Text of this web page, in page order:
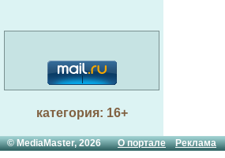
категория: 16+
© MediaMaster, 2026О портале Реклама